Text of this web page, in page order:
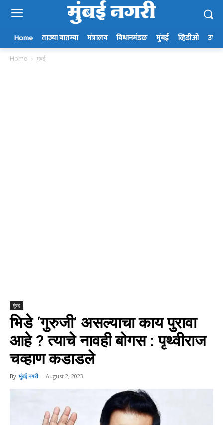
Home ताज्या बातम्या मंत्रालय विधानमंडळ मुंबई व्हिडीओ उत्तर
Home मुंबई
मुंबई
भिडे ‘गुरुजी’ असल्याचा काय पुरावा
आहे ? त्याचे नावही बोगस : पृथ्वीराज
चव्हाण कडाडले
By मुंबई नगरी - August 2, 2023